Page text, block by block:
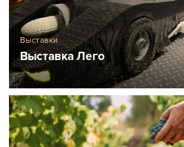
Выставки
Выставка Лего